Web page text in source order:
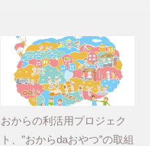
おからの利活用プロジェク
ト、”おからdaおやつ”の取組